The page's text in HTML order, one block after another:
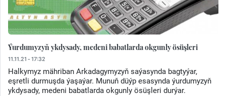
Ýurdumyzyň ykdysady, medeni babatlarda okgunly ösüşleri
11.11.21 - 17:32
Halkymyz mähriban Arkadagymyzyň saýasynda bagtyýar,
eşretli durmuşda ýaşaýar. Munuň düýp esasynda ýurdumyzyň
ykdysady, medeni babatlarda okgunly ösüşleri durýar.